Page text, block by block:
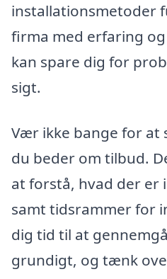
installationsmetoder
firma med erfaring
kan spare dig for
sigt.
Vær ikke bange for at
du beder om tilbud.
at forstå, hvad der er
samt tidsrammer for
dig tid til at
grundigt, og tænk